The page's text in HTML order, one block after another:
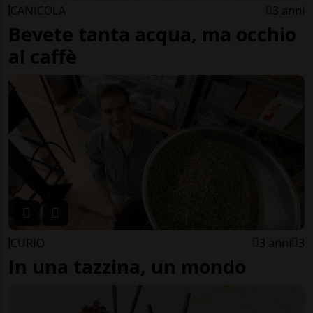
CANICOLA 3 anni
Bevete tanta acqua, ma occhio
al caffè
CURIO 3 anni 3
In una tazzina, un mondo